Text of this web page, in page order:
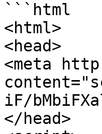
```html
<html>
<head>
<meta
iF/
</head>